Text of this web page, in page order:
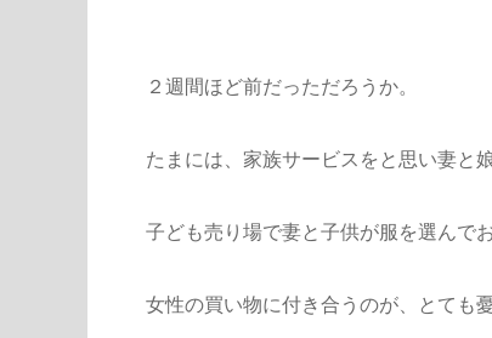
２週間ほど前だっただろうか。
たまには、家族サービスをと思い妻と
子ども売り場で妻と子供が服を選んでお
女性の買い物に付き合うのが、とても